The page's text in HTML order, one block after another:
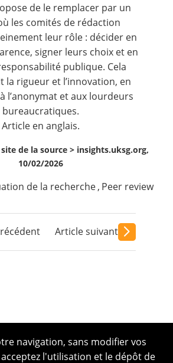
de le remplacer par un
les comités de rédaction
leur rôle : décider en
signer leurs choix et en
publique. Cela
la rigueur et l’innovation, en
l’anonymat et aux lourdeurs
bureaucratiques.
Article en anglais.
de la source > insights.uksg.org,
10/02/2026
de la recherche, Peer review
Article suivant
navigation, sans modifier vos
l'utilisation et le dépôt de